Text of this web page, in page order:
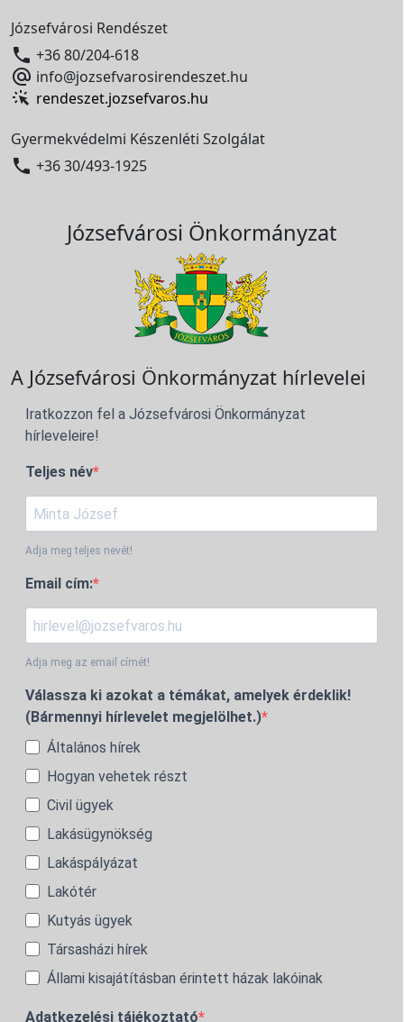
Józsefvárosi Rendészet
 +36 80/204-618
 info@jozsefvarosirendeszet.hu
rendeszet.jozsefvaros.hu
Gyermekvédelmi Készenléti Szolgálat
 +36 30/493-1925
Józsefvárosi Önkormányzat
A Józsefvárosi Önkormányzat hírlevelei
Iratkozzon fel a Józsefvárosi Önkormányzat
hírleveleire!
Teljes név
Adja meg teljes nevét!
Email cím:
Adja meg az email címét!
Válassza ki azokat a témákat, amelyek érdeklik!
(Bármennyi hírlevelet megjelölhet.)
Általános hírek
Hogyan vehetek részt
Civil ügyek
Lakásügynökség
Lakáspályázat
Lakótér
Kutyás ügyek
Társasházi hírek
Állami kisajátításban érintett házak lakóinak
Adatkezelési tájékoztató